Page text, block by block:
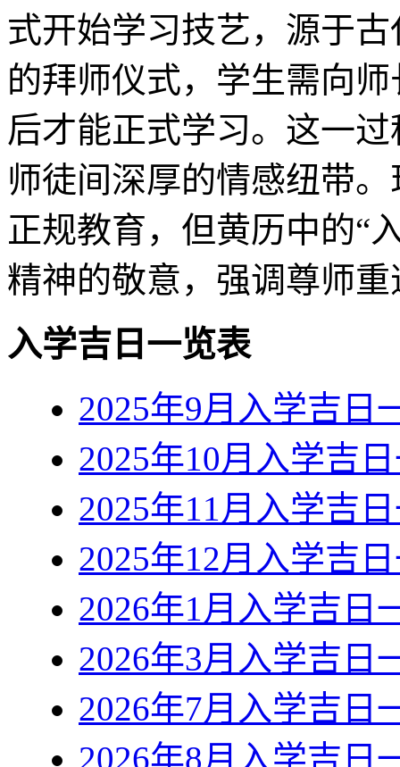
式开始学习技艺，源于
的拜师仪式，学生需向
后才能正式学习。这一
师徒间深厚的情感纽带
正规教育，但黄历中的“
精神的敬意，强调尊师
入学吉日一览表
2025年9月入学吉日
2025年10月入学吉
2025年11月入学吉
2025年12月入学吉
2026年1月入学吉日
2026年3月入学吉日
2026年7月入学吉日
2026年8月入学吉日